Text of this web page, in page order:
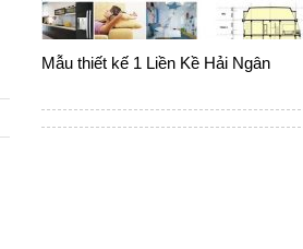
Mẫu thiết kế 1 Liền Kề Hải Ngân